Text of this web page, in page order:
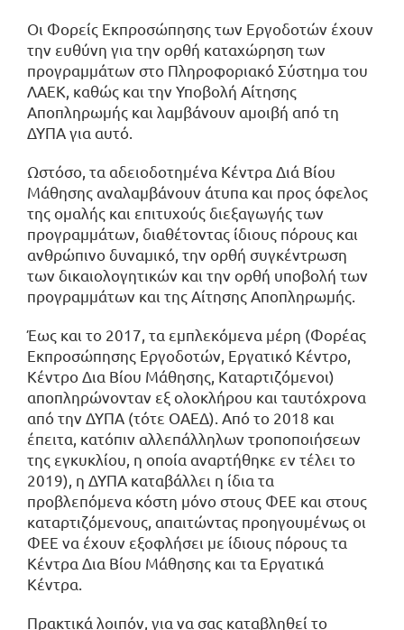
Οι Φορείς Εκπροσώπησης των Εργοδοτών έχουν
την ευθύνη για την ορθή καταχώρηση των
προγραμμάτων στο Πληροφοριακό Σύστημα του
ΛΑΕΚ, καθώς και την Υποβολή Αίτησης
Αποπληρωμής και λαμβάνουν αμοιβή από τη
ΔΥΠΑ για αυτό.
Ωστόσο, τα αδειοδοτημένα Κέντρα Διά Βίου
Μάθησης αναλαμβάνουν άτυπα και προς όφελος
της ομαλής και επιτυχούς διεξαγωγής των
προγραμμάτων, διαθέτοντας ίδιους πόρους και
ανθρώπινο δυναμικό, την ορθή συγκέντρωση
των δικαιολογητικών και την ορθή υποβολή των
προγραμμάτων και της Αίτησης Αποπληρωμής.
Έως και το 2017, τα εμπλεκόμενα μέρη (Φορέας
Εκπροσώπησης Εργοδοτών, Εργατικό Κέντρο,
Κέντρο Δια Βίου Μάθησης, Καταρτιζόμενοι)
αποπληρώνονταν εξ ολοκλήρου και ταυτόχρονα
από την ΔΥΠΑ (τότε ΟΑΕΔ). Από το 2018 και
έπειτα, κατόπιν αλλεπάλληλων τροποποιήσεων
της εγκυκλίου, η οποία αναρτήθηκε εν τέλει το
2019), η ΔΥΠΑ καταβάλλει η ίδια τα
προβλεπόμενα κόστη μόνο στους ΦΕΕ και στους
καταρτιζόμενους, απαιτώντας προηγουμένως οι
ΦΕΕ να έχουν εξοφλήσει με ίδιους πόρους τα
Κέντρα Δια Βίου Μάθησης και τα Εργατικά
Κέντρα.
Πρακτικά λοιπόν, για να σας καταβληθεί το